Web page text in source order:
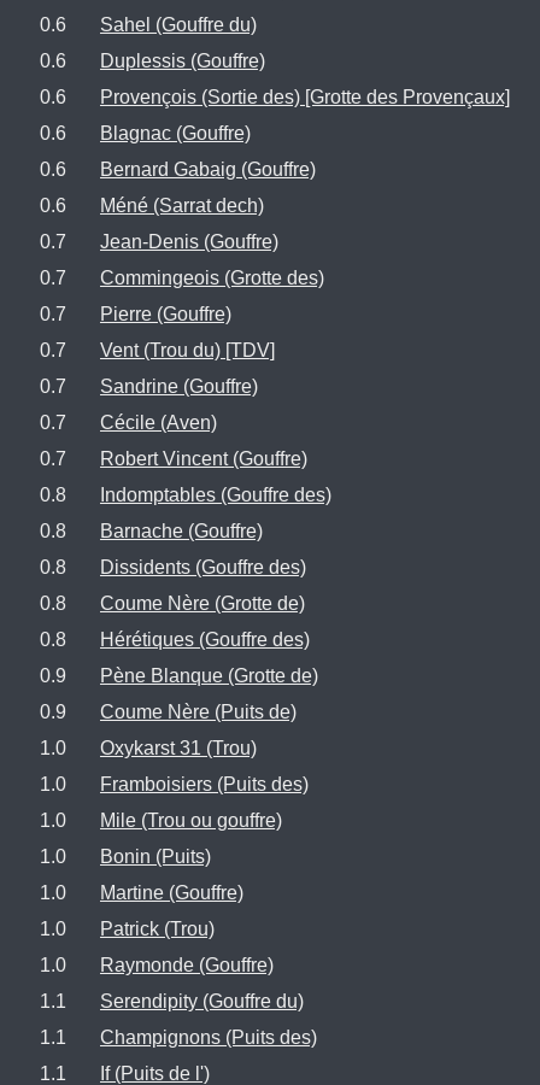
0.6
Sahel (Gouffre du)
0.6
Duplessis (Gouffre)
0.6
Provençois (Sortie des) [Grotte des Provençaux]
0.6
Blagnac (Gouffre)
0.6
Bernard Gabaig (Gouffre)
0.6
Méné (Sarrat dech)
0.7
Jean-Denis (Gouffre)
0.7
Commingeois (Grotte des)
0.7
Pierre (Gouffre)
0.7
Vent (Trou du) [TDV]
0.7
Sandrine (Gouffre)
0.7
Cécile (Aven)
0.7
Robert Vincent (Gouffre)
0.8
Indomptables (Gouffre des)
0.8
Barnache (Gouffre)
0.8
Dissidents (Gouffre des)
0.8
Coume Nère (Grotte de)
0.8
Hérétiques (Gouffre des)
0.9
Pène Blanque (Grotte de)
0.9
Coume Nère (Puits de)
1.0
Oxykarst 31 (Trou)
1.0
Framboisiers (Puits des)
1.0
Mile (Trou ou gouffre)
1.0
Bonin (Puits)
1.0
Martine (Gouffre)
1.0
Patrick (Trou)
1.0
Raymonde (Gouffre)
1.1
Serendipity (Gouffre du)
1.1
Champignons (Puits des)
1.1
If (Puits de l')